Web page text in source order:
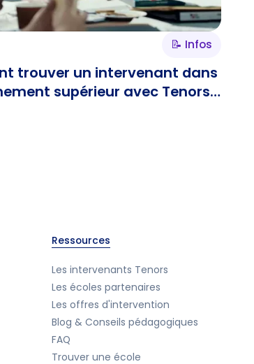
📝 Infos
trouver un intervenant dans
supérieur avec Tenors
Ressources
Les intervenants Tenors
Les écoles partenaires
Les offres d'intervention
Blog & Conseils pédagogiques
FAQ
Trouver une école